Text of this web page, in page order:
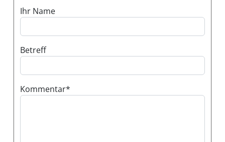
Ihr Name
Betreff
Kommentar